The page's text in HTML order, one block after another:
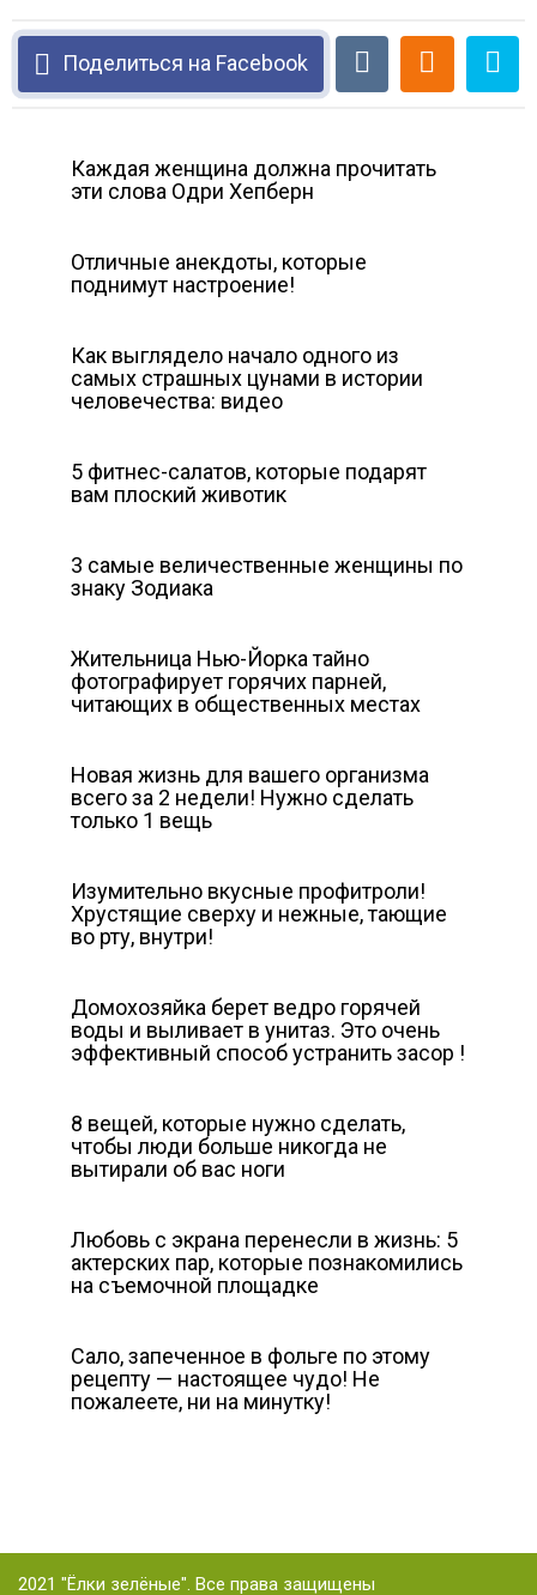
Поделиться на Facebook
Каждая женщина должна прочитать
эти слова Одри Хепберн
Отличные анекдоты, которые
поднимут настроение!
Как выглядело начало одного из
самых страшных цунами в истории
человечества: видео
5 фитнес-салатов, которые подарят
вам плоский животик
3 самые величественные женщины по
знаку Зодиака
Жительница Нью-Йорка тайно
фотографирует горячих парней,
читающих в общественных местах
Новая жизнь для вашего организма
всего за 2 недели! Нужно сделать
только 1 вещь
Изумительно вкусные профитроли!
Хрустящие сверху и нежные, тающие
во рту, внутри!
Домохозяйка берет ведро горячей
воды и выливает в унитаз. Это очень
эффективный способ устранить засор !
8 вещей, которые нужно сделать,
чтобы люди больше никогда не
вытирали об вас ноги
Любовь с экрана перенесли в жизнь: 5
актерских пар, которые познакомились
на съемочной площадке
Сало, запеченное в фольге по этому
рецепту — настоящее чудо! Не
пожалеете, ни на минутку!
2021 "Ёлки зелёные". Все права защищены